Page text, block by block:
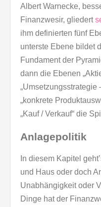
Albert Warnecke,
Finanzwesir, gliedert
ihm definierten fünf
unterste Ebene bildet
Fundament der
dann die Ebenen
„Umsetzungsstrategie
„konkrete
„Kauf / Verkauf“ die
Anlagepolitik
In diesem Kapitel
und Haus oder doch
Unabhängigkeit oder
Dinge hat der